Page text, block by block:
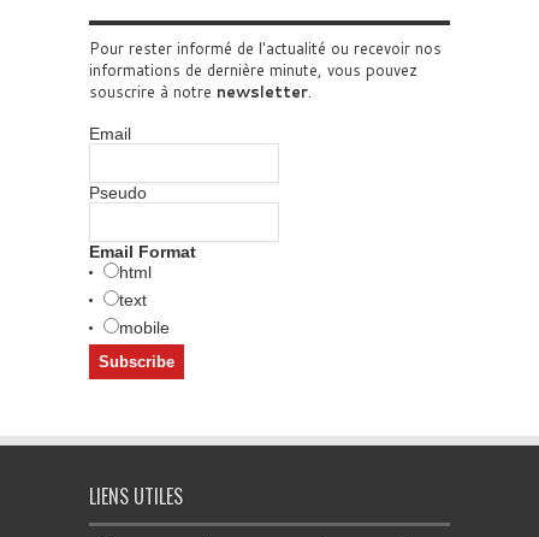
Pour rester informé de l'actualité ou recevoir nos
informations de dernière minute, vous pouvez
souscrire à notre newsletter.
Email
Pseudo
Email Format
html
text
mobile
LIENS UTILES